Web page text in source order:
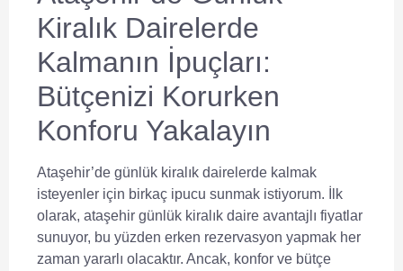
Kiralık Dairelerde
Kalmanın İpuçları:
Bütçenizi Korurken
Konforu Yakalayın
Ataşehir’de günlük kiralık dairelerde kalmak
isteyenler için birkaç ipucu sunmak istiyorum. İlk
olarak, ataşehir günlük kiralık daire avantajlı fiyatlar
sunuyor, bu yüzden erken rezervasyon yapmak her
zaman yararlı olacaktır. Ancak, konfor ve bütçe